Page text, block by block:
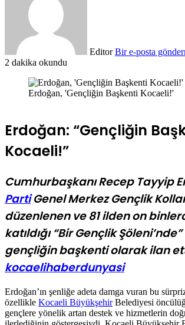
Editor Bir e-posta
2 dakika okundu
Erdoğan, 'Gençliğin Başkenti Kocaeli!'
Erdoğan: “Gençliğin
Kocaeli!”
Cumhurbaşkanı Recep Tayyip
PartiGenel Merkez Gençlik
düzenlenen ve 81 ilden on
katıldığı “Bir Gençlik
gençliğin başkenti olarak ilan
kocaelihaberdunyasi
Erdoğan’ın şenliğe adeta damga vuran bu
özellikle Kocaeli BüyükşehirBelediyesi
gençlere yönelik artan destek ve hizmetlerin